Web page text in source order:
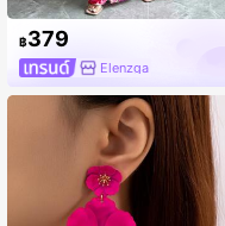
฿379
Elenzga